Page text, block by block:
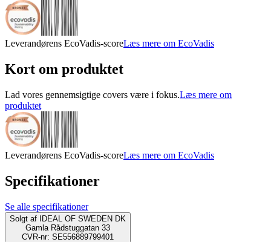
Leverandørens EcoVadis-scoreLæs mere om EcoVadis
Kort om produktet
Lad vores gennemsigtige covers være i fokus.Læs mere om
produktet
Leverandørens EcoVadis-scoreLæs mere om EcoVadis
Specifikationer
Se alle specifikationer
Solgt af
IDEAL OF SWEDEN DK
Gamla Rådstuggatan 33
CVR-nr: SE556889799401